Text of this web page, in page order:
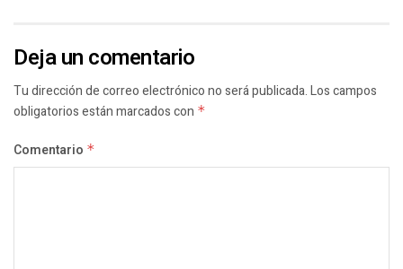
Deja un comentario
Tu dirección de correo electrónico no será publicada.Los campos
obligatorios están marcados con *
Comentario *